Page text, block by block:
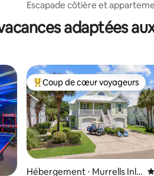
Pawleys Island
Escapade côtière et
adaptées
Coups de cœur voyageurs les
Coup de cœur voyageurs
Hébergement ⋅ Murrells Inle